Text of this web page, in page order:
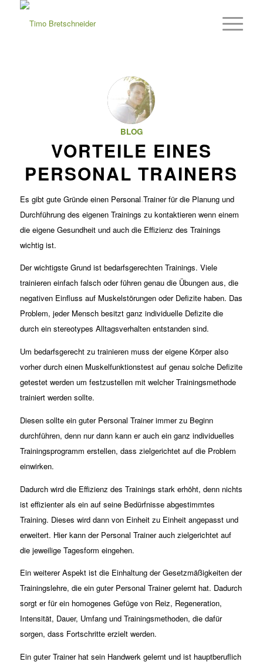
BLOG
VORTEILE EINES
PERSONAL TRAINERS
Es gibt gute Gründe einen Personal Trainer für die Planung und
Durchführung des eigenen Trainings zu kontaktieren wenn einem
die eigene Gesundheit und auch die Effizienz des Trainings
wichtig ist.
Der wichtigste Grund ist bedarfsgerechten Trainings. Viele
trainieren einfach falsch oder führen genau die Übungen aus, die
negativen Einfluss auf Muskelstörungen oder Defizite haben. Das
Problem, jeder Mensch besitzt ganz individuelle Defizite die
durch ein stereotypes Alltagsverhalten entstanden sind.
Um bedarfsgerecht zu trainieren muss der eigene Körper also
vorher durch einen Muskelfunktionstest auf genau solche Defizite
getestet werden um festzustellen mit welcher Trainingsmethode
trainiert werden sollte.
Diesen sollte ein guter Personal Trainer immer zu Beginn
durchführen, denn nur dann kann er auch ein ganz individuelles
Trainingsprogramm erstellen, dass zielgerichtet auf die Problem
einwirken.
Dadurch wird die Effizienz des Trainings stark erhöht, denn nichts
ist effizienter als ein auf seine Bedürfnisse abgestimmtes
Training. Dieses wird dann von Einheit zu Einheit angepasst und
erweitert. Hier kann der Personal Trainer auch zielgerichtet auf
die jeweilige Tagesform eingehen.
Ein weiterer Aspekt ist die Einhaltung der Gesetzmäßigkeiten der
Trainingslehre, die ein guter Personal Trainer gelernt hat. Dadurch
sorgt er für ein homogenes Gefüge von Reiz, Regeneration,
Intensität, Dauer, Umfang und Trainingsmethoden, die dafür
sorgen, dass Fortschritte erzielt werden.
Ein guter Trainer hat sein Handwerk gelernt und ist hauptberuflich